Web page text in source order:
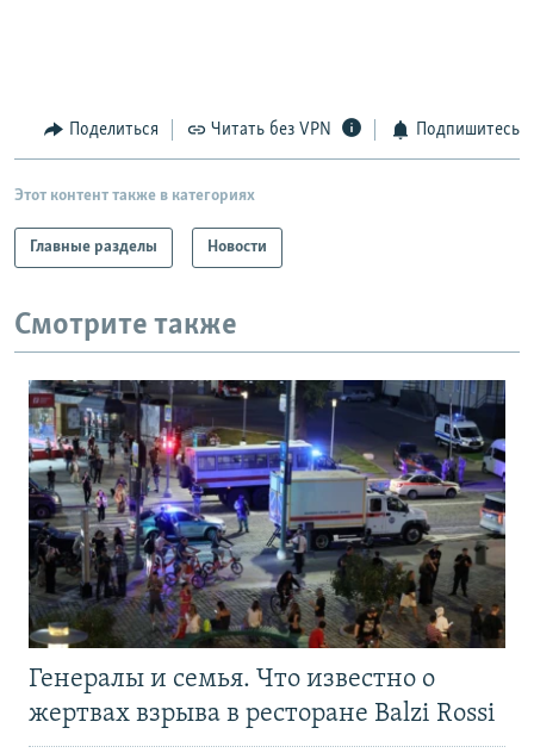
Поделиться Читать без VPN Подпишитесь
Этот контент также в категориях
Главные разделы Новости
Смотрите также
Генералы и семья. Что известно о
жертвах взрыва в ресторане Balzi Rossi